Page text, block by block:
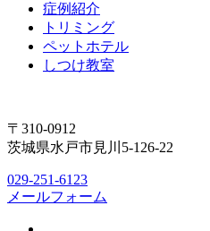
症例紹介
トリミング
ペットホテル
しつけ教室
〒310-0912
茨城県水戸市見川5-126-22
029-251-6123
メールフォーム